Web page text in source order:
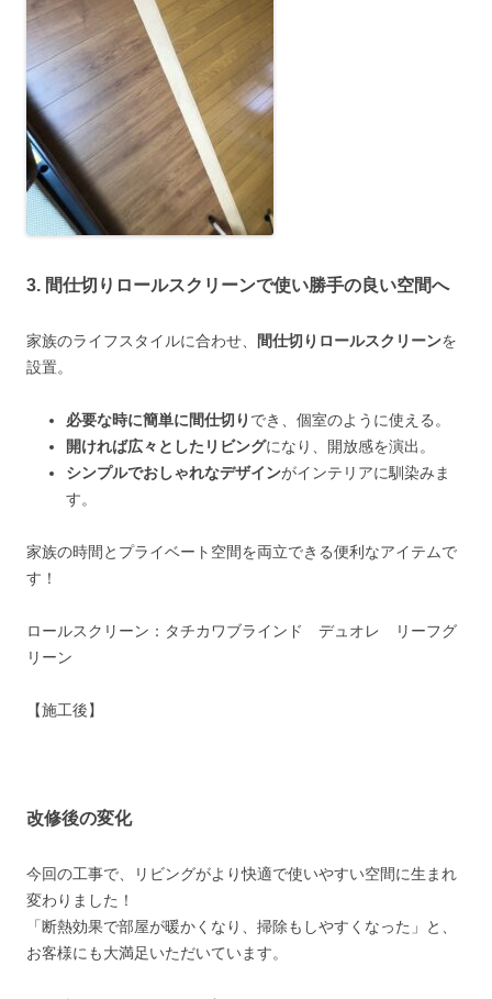
3. 間仕切りロールスクリーンで使い勝手の良い空間へ
家族のライフスタイルに合わせ、 間仕切りロールスクリーンを
設置。
必要な時に簡単に間仕切り でき、個室のように使える。
開ければ広々としたリビングになり、開放感を演出。
シンプルでおしゃれなデザインがインテリアに馴染みま
す。
家族の時間とプライベート空間を両立できる便利なアイテムで
す！
ロールスクリーン：タチカワブラインド デュオレ リーフグ
リーン
【施工後】
改修後の変化
今回の工事で、リビングがより快適で使いやすい空間に生まれ
変わりました！
「断熱効果で部屋が暖かくなり、掃除もしやすくなった」と、
お客様にも大満足いただいています。